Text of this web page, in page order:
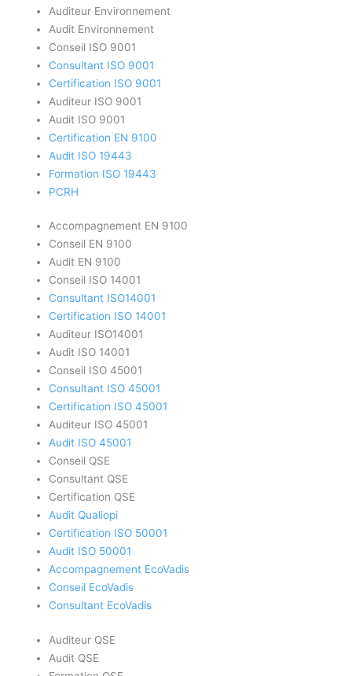
Auditeur Environnement
Audit Environnement
Conseil ISO 9001
Consultant ISO 9001
Certification ISO 9001
Auditeur ISO 9001
Audit ISO 9001
Certification EN 9100
Audit ISO 19443
Formation ISO 19443
PCRH
Accompagnement EN 9100
Conseil EN 9100
Audit EN 9100
Conseil ISO 14001
Consultant ISO14001
Certification ISO 14001
Auditeur ISO14001
Audit ISO 14001
Conseil ISO 45001
Consultant ISO 45001
Certification ISO 45001
Auditeur ISO 45001
Audit ISO 45001
Conseil QSE
Consultant QSE
Certification QSE
Audit Qualiopi
Certification ISO 50001
Audit ISO 50001
Accompagnement EcoVadis
Conseil EcoVadis
Consultant EcoVadis
Auditeur QSE
Audit QSE